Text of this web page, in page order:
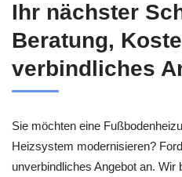
Ihr nächster
Beratung,
verbindliches
Sie möchten eine
Heizsystem modernisieren?
unverbindliches Angebot an. Wir